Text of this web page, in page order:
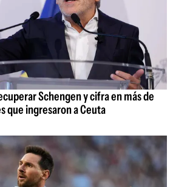
Schengen y cifra en más de
que ingresaron a Ceuta